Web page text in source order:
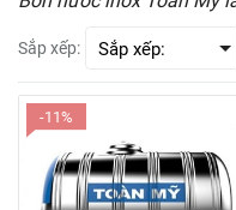
Sắp xếp:
-11%